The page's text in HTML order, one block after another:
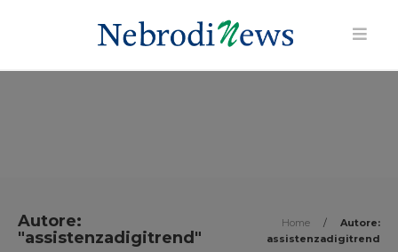
Autore:
"assistenzadigitrend"
Home /
Autore:
assistenzadigitrend